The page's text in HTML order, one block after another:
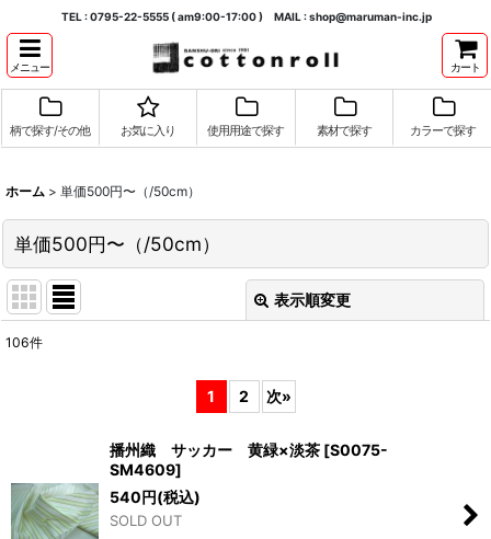
TEL : 0795-22-5555 ( am9:00-17:00 ) MAIL : shop@maruman-inc.jp
メニュー カート
柄で探す/その他 お気に入り 使用用途で探す 素材で探す カラーで探す
ホーム > 単価500円〜（/50cm）
単価500円〜（/50cm）
表示順変更
106件
1 2 次»
播州織 サッカー 黄緑×淡茶 [S0075-
SM4609]
540円(税込)
SOLD OUT